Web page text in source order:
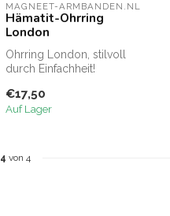
MAGNEET-ARMBANDEN.NL
Hämatit-Ohrring
London
Ohrring London, stilvoll
durch Einfachheit!
Ohrringe können...
€17,50
Auf Lager
4 von 4